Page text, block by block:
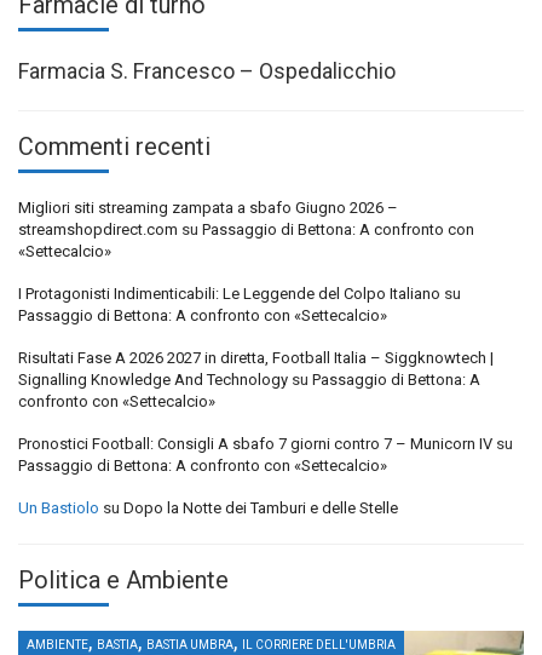
Farmacia S. Francesco – Ospedalicchio
Commenti recenti
Migliori siti streaming zampata a sbafo Giugno 2026 –
streamshopdirect.com su Passaggio di Bettona: A confronto con
«Settecalcio»
I Protagonisti Indimenticabili: Le Leggende del Colpo Italiano su
Passaggio di Bettona: A confronto con «Settecalcio»
Risultati Fase A 2026 2027 in diretta, Football Italia – Siggknowtech |
Signalling Knowledge And Technology su Passaggio di Bettona: A
confronto con «Settecalcio»
Pronostici Football: Consigli A sbafo 7 giorni contro 7 – Municorn IV su
Passaggio di Bettona: A confronto con «Settecalcio»
Un Bastiolo su Dopo la Notte dei Tamburi e delle Stelle
Politica e Ambiente
AMBIENTE, BASTIA, BASTIA UMBRA, IL CORRIERE DELL'UMBRIA